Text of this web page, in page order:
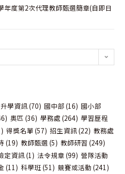
年度第2次代理教師甄選簡章(自即日
升學資訊(70) 國中部 (16) 國小部
奧匹 (36) 學務處 (264) 學習歷程
得獎名單 (57) 招生資訊(22) 教務處
(19) 教師甄選 (5) 教師研習 (249)
定資訊(1) 法令規章 (99) 營隊活動
(11) 科學班(51) 競賽或活動 (241)